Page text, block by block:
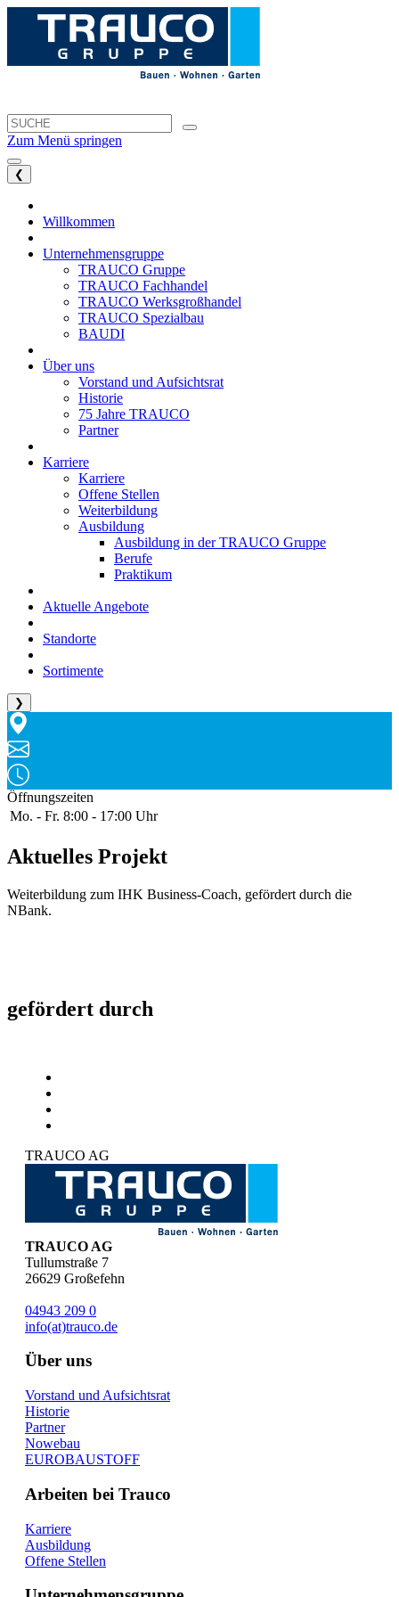
Zum Menü springen
❮
Willkommen
Unternehmensgruppe
TRAUCO Gruppe
TRAUCO Fachhandel
TRAUCO Werksgroßhandel
TRAUCO Spezialbau
BAUDI
Über uns
Vorstand und Aufsichtsrat
Historie
75 Jahre TRAUCO
Partner
Karriere
Karriere
Offene Stellen
Weiterbildung
Ausbildung
Ausbildung in der TRAUCO Gruppe
Berufe
Praktikum
Aktuelle Angebote
Standorte
Sortimente
❯
Öffnungszeiten
Mo. - Fr. 8:00 - 17:00 Uhr
Aktuelles Projekt
Weiterbildung zum IHK Business-Coach, gefördert durch die
NBank.
gefördert durch
TRAUCO AG
TRAUCO AG
Tullumstraße 7
26629 Großefehn
04943 209 0
info(at)trauco.de
Über uns
Vorstand und Aufsichtsrat
Historie
Partner
Nowebau
EUROBAUSTOFF
Arbeiten bei Trauco
Karriere
Ausbildung
Offene Stellen